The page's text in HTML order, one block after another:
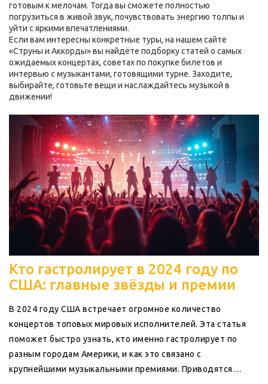
готовым к мелочам. Тогда вы сможете полностью
погрузиться в живой звук, почувствовать энергию толпы и
уйти с яркими впечатлениями.
Если вам интересны конкретные туры, на нашем сайте
«Струны и Аккорды» вы найдёте подборку статей о самых
ожидаемых концертах, советах по покупке билетов и
интервью с музыкантами, готовящими турне. Заходите,
выбирайте, готовьте вещи и наслаждайтесь музыкой в
движении!
Кто гастролирует в 2024 году по
США: главные звёзды и премии
В 2024 году США встречает огромное количество
концертов топовых мировых исполнителей. Эта статья
поможет быстро узнать, кто именно гастролирует по
разным городам Америки, и как это связано с
крупнейшими музыкальными премиями. Приводятся